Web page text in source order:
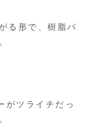
る形で、樹脂パ
がツライチだっ